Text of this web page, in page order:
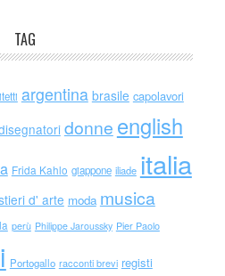
TAG
argentina brasile capolavori
donne english
Frida Kahlo giappone iliade italia
d' arte moda musica
perù Philippe Jaroussky Pier Paolo
Portogallo racconti brevi registi